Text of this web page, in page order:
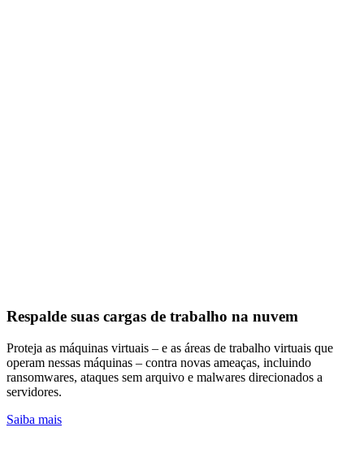
Respalde suas cargas de trabalho na nuvem
Proteja as máquinas virtuais – e as áreas de trabalho virtuais que
operam nessas máquinas – contra novas ameaças, incluindo
ransomwares, ataques sem arquivo e malwares direcionados a
servidores.
Saiba mais